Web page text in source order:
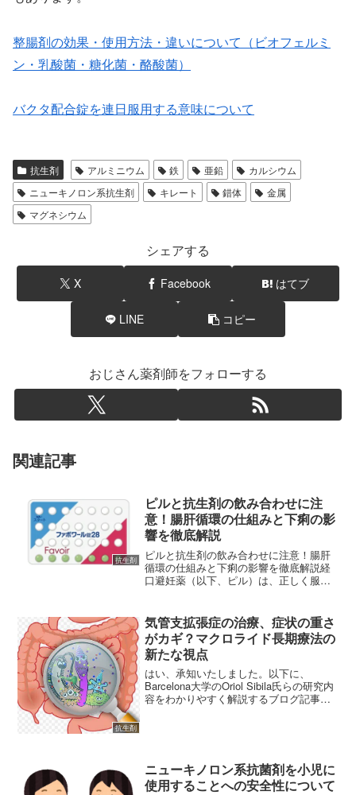
整腸剤の効果・使用方法・違いについて（ビオフェルミ
ン・乳酸菌・糖化菌・酪酸菌）
バクタ配合錠を連日服用する意味について
抗生剤 アルミニウム 鉄 亜鉛
カルシウム
ニューキノロン系抗生剤
キレート 錯体
金属
マグネシウム
シェアする
X Facebook はてブ
LINE コピー
おじさん薬剤師をフォローする
関連記事
抗生剤
ピルと抗生剤の飲み合わせに注
意！腸肝循環の仕組みと下痢の影
響を徹底解説
ピルと抗生剤の飲み合わせに注意！腸肝
循環の仕組みと下痢の影響を徹底解説経
口避妊薬（以下、ピル）は、正しく服用
アンジュ、ファボワール、ヤーズといっ
たさまざまな種類の低用量...
抗生剤
気管支拡張症の治療、症状の重さ
がカギ？マクロライド長期療法の
新たな視点
はい、承知いたしました。以下に、
Barcelona大学のOriol Sibila氏らの研究内
容をわかりやすく解説するブログ記事を
ニューキノロン系抗菌剤を小児に
使用することへの安全性について